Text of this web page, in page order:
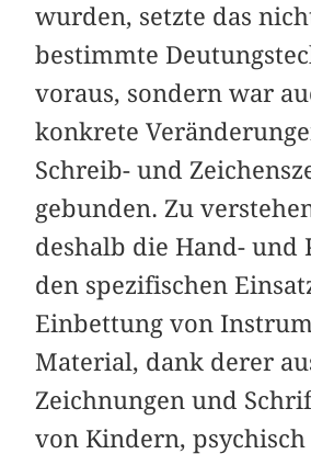
wurden, setzte das
bestimmte
voraus, sondern war
konkrete
Schreib- und
gebunden. Zu
deshalb die Hand- und
den spezifischen
Einbettung von
Material, dank derer
Zeichnungen und
von Kindern,